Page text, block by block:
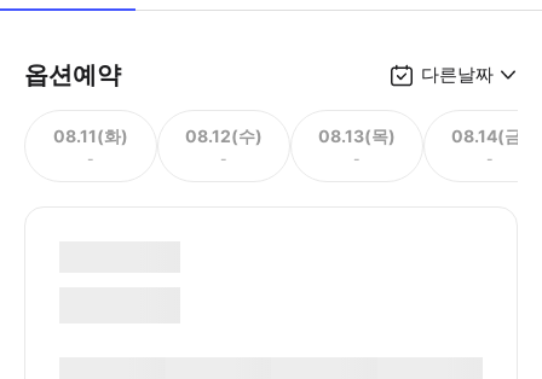
옵션예약 다른날짜
08.11(화)
-
08.12(수)
-
08.13(목)
-
08.14(금)
-